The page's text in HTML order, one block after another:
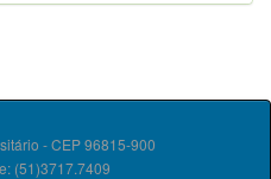
- CEP 96815-900
(51)3717.7409